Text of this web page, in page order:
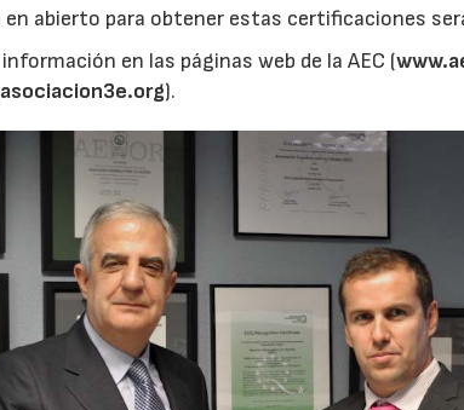
abierto para obtener estas certificaciones
en las páginas web de la AEC (
).